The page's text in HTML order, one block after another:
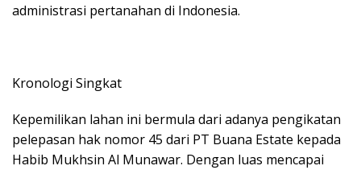
administrasi pertanahan di Indonesia.
Kronologi Singkat
Kepemilikan lahan ini bermula dari adanya pengikatan
pelepasan hak nomor 45 dari PT Buana Estate kepada
Habib Mukhsin Al Munawar. Dengan luas mencapai